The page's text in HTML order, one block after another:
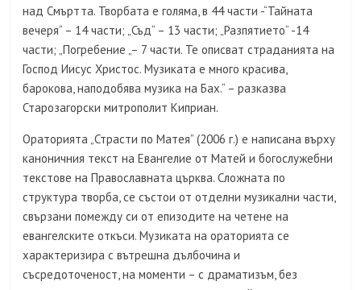
над Смъртта. Творбата е голяма, в 44 части -“Тайната
вечеря“ – 14 части; „Съд“ – 13 части; „Разпятието“ -14
части; „Погребение „– 7 части. Те описват страданията на
Господ Иисус Христос. Музиката е много красива,
барокова, наподобява музика на Бах.“ – разказва
Старозагорски митрополит Киприан.
Ораторията „Страсти по Матея” (2006 г.) е написана върху
каноничния текст на Евангелие от Матей и богослужебни
текстове на Православната църква. Сложната по
структура творба, се състои от отделни музикални части,
свързани помежду си от епизодите на четене на
евангелските откъси. Музиката на ораторията се
характеризира с вътрешна дълбочина и
съсредоточеност, на моменти – с драматизъм, без